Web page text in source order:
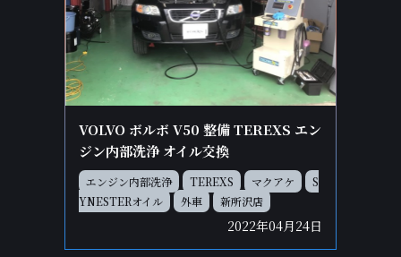
VOLVO ボルボ V50 整備 TEREXS エン
ジン内部洗浄 オイル交換
エンジン内部洗浄 TEREXS マクアケ
S
YNESTERオイル
外車 新所沢店
2022年04月24日